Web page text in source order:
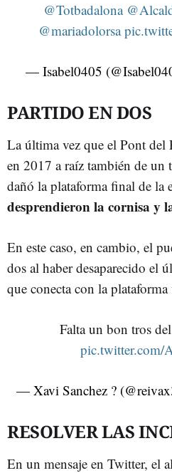
@Totbadalona
@mariadolorsa
— Isabel0405
PARTIDO EN DOS
La última vez que el Pont del
en 2017 a raíz también de un
dañó la plataforma final de la
desprendieron la cornisa y
En este caso, en cambio, el
dos al haber desaparecido el
que conecta con la
Falta un bon tros
pic.twitter.com/
— Xavi Sanchez ?
RESOLVER LAS
En un mensaje en Twitter, el